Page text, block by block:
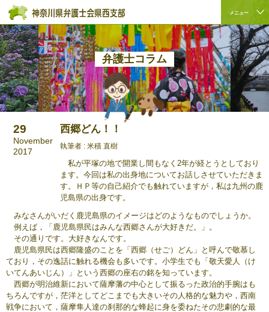
ジ
の
先
頭
で
す。
へ
ジ
ャ
ン
プ
す
る。
か
ら
サ
イ
ト
内
共
ト
内
共
通
メ
ニ
ュ
メニュー
サ
イ
ト
内
共
通
メ
こ
こ
か
ら
本
文
で
弁護士コラム
29
November
2017
西郷どん！！
執筆者 : 米積 直樹
私が平塚の地で開業し間もなく2年が経とうとしており
ます。今回は私の出身地についてお話しさせていただきま
す。ＨＰ等の自己紹介でも触れていますが，私は九州の鹿
児島県の出身です。
みなさんがいだく鹿児島県のイメージはどのようなものでしょうか。
例えば，「鹿児島県民はみんな西郷さんが大好きだ。」。
その通りです。大好きなんです。
鹿児島県民は西郷隆盛のことを「西郷（せご）どん」と呼んで敬慕し
ており，その逸話に触れる機会も多いです。小学生でも「敬天愛人（け
いてんあいじん）」という西郷の座右の銘を知っています。
西郷が明治維新において薩摩藩の中心として振るった政治的手腕はも
ちろんですが，茫洋としてどこまでも大きいその人格的な魅力や，西南
戦争において，薩摩隼人達の刹那的な蜂起に身を委ねたその悲劇的な最